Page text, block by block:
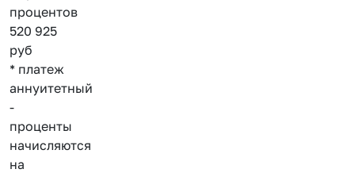
процентов
520 925
руб
* платеж
аннуитетный
-
проценты
начисляются
на